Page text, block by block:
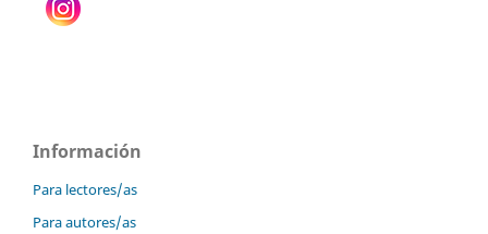
Información
Para lectores/as
Para autores/as